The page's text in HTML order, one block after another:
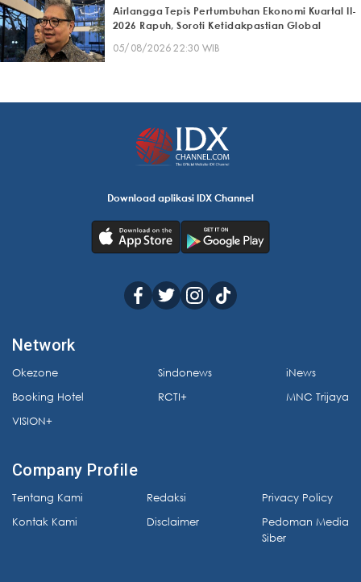
Airlangga Tepis Pertumbuhan Ekonomi Kuartal II-
2026 Rapuh, Soroti Ketidakpastian Global
05/08/2026 22:30 WIB
Download aplikasi IDX Channel
Network
Okezone
Booking Hotel
VISION+
Sindonews
RCTI+
iNews
MNC Trijaya
Company Profile
Tentang Kami
Kontak Kami
Redaksi
Disclaimer
Privacy Policy
Pedoman Media
Siber